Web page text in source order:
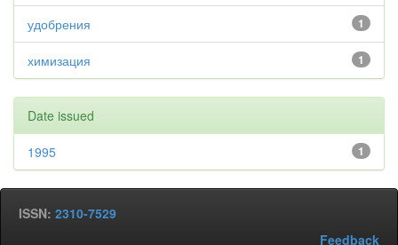
1
удобрения
1
химизация
Date issued
1
1995
ISSN: 2310-7529
Feedback